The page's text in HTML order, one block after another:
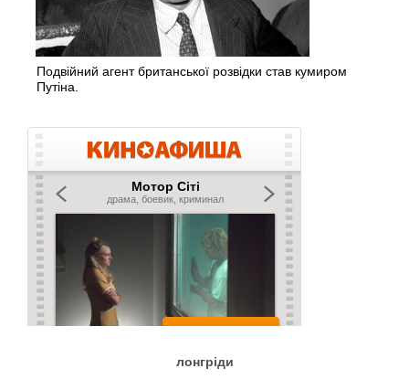
Подвійний агент британської розвідки став кумиром
Путіна.
лонгріди